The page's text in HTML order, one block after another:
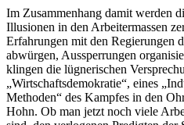
Im Zusammenhang damit werden
Illusionen in den Arbeitermassen
Erfahrungen mit den Regierungen
abwürgen, Aussperrungen
klingen die lügnerischen
„Wirtschaftsdemokratie“, eines
Methoden“ des Kampfes in den
Hohn. Ob man jetzt noch viele